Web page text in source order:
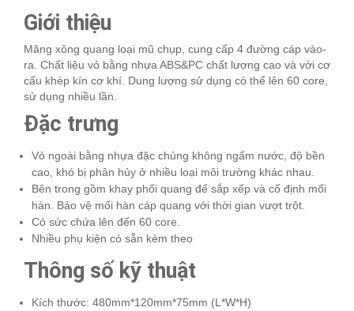
Giới thiệu
Măng xông quang loại mũ chụp, cung cấp 4 đường cáp vào-
ra. Chất liệu vỏ bằng nhựa ABS&PC chất lượng cao và với cơ
cấu khép kín cơ khí. Dung lượng sử dụng có thể lên 60 core,
sử dụng nhiều lần.
Đặc trưng
Vỏ ngoài bằng nhựa đặc chủng không ngấm nước, độ bền
cao, khó bị phân hủy ở nhiều loại môi trường khác nhau.
Bên trong gồm khay phối quang để sắp xếp và cố định mối
hàn. Bảo vệ mối hàn cáp quang với thời gian vượt trột.
Có sức chứa lên đến 60 core.
Nhiều phụ kiện có sẵn kèm theo
Thông số kỹ thuật
Kích thước: 480mm*120mm*75mm (L*W*H)